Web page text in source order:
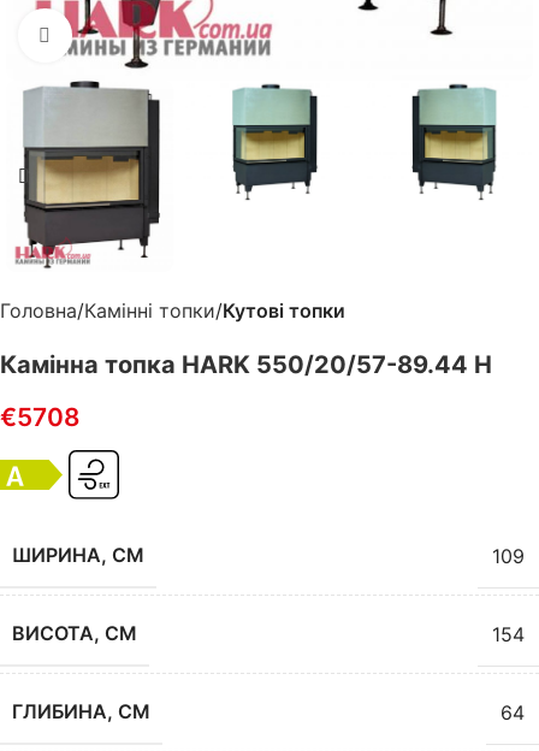
Клацніть, щоб збільшити
Головна Камінні топки Кутові топки
Камінна топка HARK 550/20/57-89.44 H
€5708
ШИРИНА, СМ 109
ВИСОТА, СМ 154
ГЛИБИНА, СМ 64